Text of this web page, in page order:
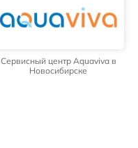
Сервисный центр Aquaviva в
Новосибирске